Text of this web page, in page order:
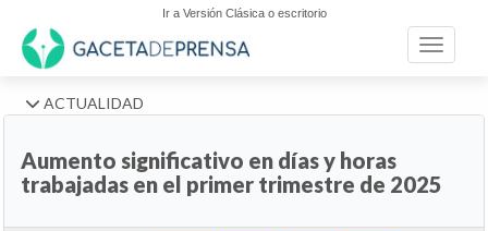
Ir a Versión Clásica o escritorio
Toggle
ACTUALIDAD
Aumento significativo en días y horas
trabajadas en el primer trimestre de 2025